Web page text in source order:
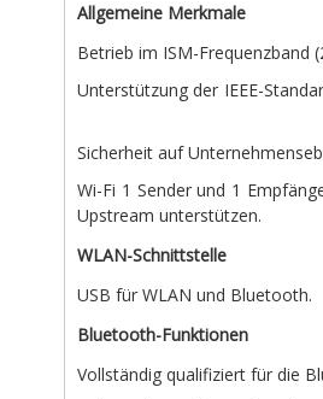
Allgemeine Merkmale
Betrieb im ISM-Frequenzband
Unterstützung der IEEE-
Sicherheit auf
Wi-Fi 1 Sender und 1
Upstream unterstützen.
WLAN-Schnittstelle
USB für WLAN und Bluetooth.
Bluetooth-Funktionen
Vollständig qualifiziert für die